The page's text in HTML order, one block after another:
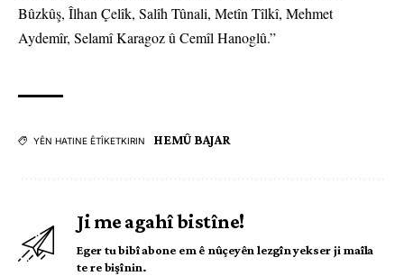
Bûzkûş, Îlhan Çelîk, Salîh Tûnali, Metîn Tîlkî, Mehmet
Aydemîr, Selamî Karagoz û Cemîl Hanoglû.”
YÊN HATINE ÊTÎKETKIRIN HEMÛ BAJAR
Ji me agahî bistîne!
Eger tu bibî abone em ê nûçeyên lezgîn yekser ji maîla
te re bişînin.